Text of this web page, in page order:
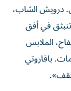
درويش الشاب،
في أفق
الملابس
بافاروتي